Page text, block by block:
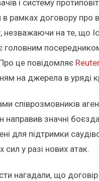
і систему
в рамках договору про
незважаючи на те, що
головним
це повідомляє
на джерела в уряді
співрозмовників
направив значні
для підтримки
сил у разі нових атак.
нагадали, що